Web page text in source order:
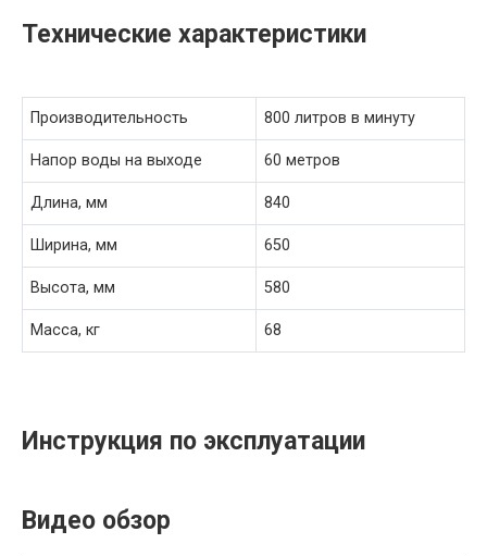
Технические характеристики
Производительность 800 литров в минуту
Напор воды на выходе 60 метров
Длина, мм 840
Ширина, мм 650
Высота, мм 580
Масса, кг 68
Инструкция по эксплуатации
Видео обзор